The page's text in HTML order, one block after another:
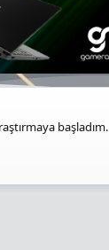
başladım.